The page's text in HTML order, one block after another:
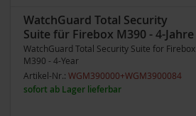
WatchGuard Total Security
Suite für Firebox M390 - 4-Jahre
WatchGuard Total Security Suite for Firebox
M390 - 4-Year
Artikel-Nr.: WGM390000+WGM3900084
sofort ab Lager lieferbar